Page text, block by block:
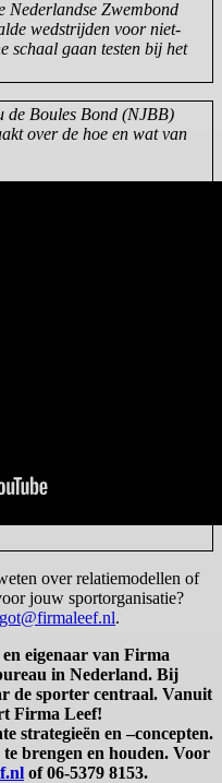
Nederlandse Zwembond
wedstrijden voor niet-
schaal gaan testen bij het
de Boules Bond (NJBB)
over de hoe en wat van
over relatiemodellen of
jouw sportorganisatie?
.
eigenaar van Firma
in Nederland. Bij
de sporter centraal. Vanuit
Firma Leef!
strategieën en –concepten.
brengen en houden. Voor
of 06-5379 8153.